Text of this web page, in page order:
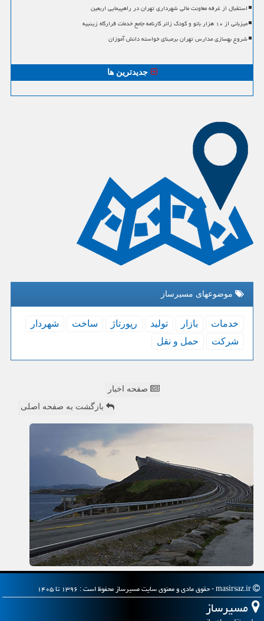
استقبال از غرفه معاونت مالی شهرداری تهران در راهپیمایی اربعین
میزبانی از ۱۰ هزار بانو و کودک زائر کارنامه جامع خدمات قرارگاه زینبیه
شروع بهسازی مدارس تهران برمبنای خواسته دانش آموزان
جدیدترین ها
موضوعهای مسیرساز
خدمات بازار تولید رپورتاژ ساخت
شهردار
شركت
حمل و نقل
صفحه اخبار
بازگشت به صفحه اصلی
مسیرساز